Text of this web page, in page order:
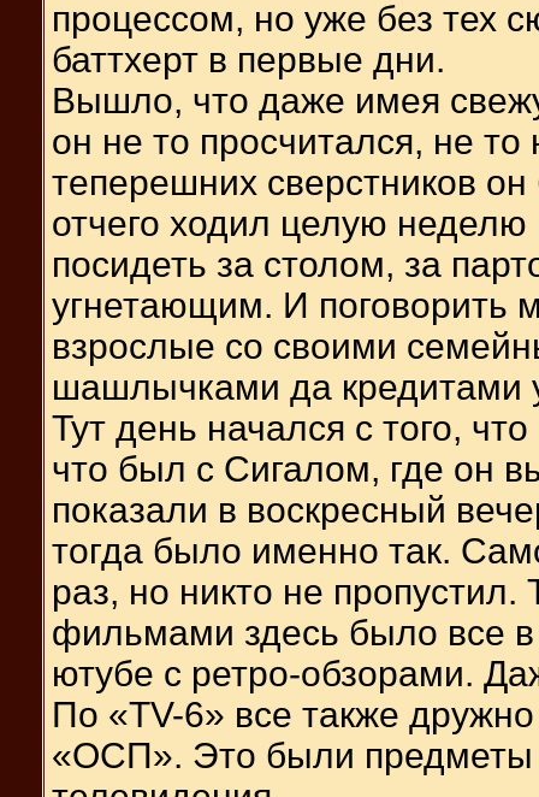
процессом, но уже без тех
баттхерт в первые дни.
Вышло, что даже имея
он не то просчитался, не
теперешних сверстников он
отчего ходил целую неделю
посидеть за столом, за
угнетающим. И поговорить
взрослые со своими
шашлычками да кредитами
Тут день начался с того,
что был с Сигалом, где он
показали в воскресный
тогда было именно так.
раз, но никто не
фильмами здесь было все
ютубе с ретро-обзорами.
По «TV-6» все также
«ОСП». Это были предметы